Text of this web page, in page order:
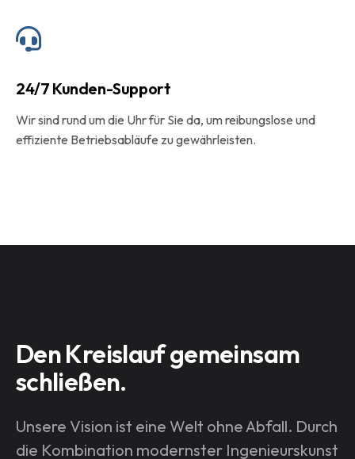
24/7 Kunden-Support
Wir sind rund um die Uhr für Sie da, um reibungslose und
effiziente Betriebsabläufe zu gewährleisten.
Den Kreislauf gemeinsam
schließen.
Unsere Vision ist eine Welt ohne Abfall. Durch
die Kombination modernster Ingenieurskunst